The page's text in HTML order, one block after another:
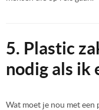
5. Plastic
nodig als ik
Wat moet je nou met een